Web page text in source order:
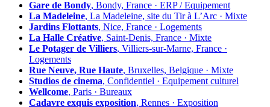
Gare de Bondy, Bondy, France · ERP / Equipement
La Madeleine, La Madeleine, site du Tir à L’Arc · Mixte
Jardins Flottants, Nice, France · Logements
La Halle Créative, Saint-Denis, France · Mixte
Le Potager de Villiers, Villiers-sur-Marne, France ·
Logements
Rue Neuve, Rue Haute, Bruxelles, Belgique · Mixte
Studios de cinema, Confidentiel · Equipement culturel
Wellcome, Paris · Bureaux
Cadavre exquis exposition, Rennes · Exposition